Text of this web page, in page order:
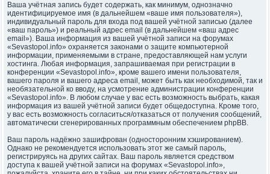
Ваша учётная запись будет содержать, как минимум, однозначно
идентифицируемое имя (в дальнейшем «ваше имя пользователя»),
индивидуальный пароль для входа под вашей учётной записью (далее
«ваш пароль») и реальный адрес email (в дальнейшем «ваш адрес
email»). Ваша информация из вашей учётной записи на форумах
«Sevastopol.info» охраняется законами о защите компьютерной
информации, применяемыми в стране, предоставляющей нам услуги
хостинга. Любая информация, запрашиваемая при регистрации в
конференции «Sevastopol.info», кроме вашего имени пользователя,
вашего пароля и вашего адреса email, может быть как необходимой, так и
необязательной ко вводу, на усмотрение администрации конференции
«Sevastopol.info». В любом случае у вас есть возможность выбрать, какая
информация из вашей учётной записи будет общедоступна. Кроме того,
у вас есть возможность согласиться/отказаться от получения сообщений,
автоматически сгенерированных программным обеспечением phpBB.
Ваш пароль надёжно зашифрован (односторонним хэшированием).
Однако не рекомендуется использовать этот же самый пароль,
регистрируясь на других сайтах. Ваш пароль является средством
доступа к вашей учётной записи на форумах «Sevastopol.info»,